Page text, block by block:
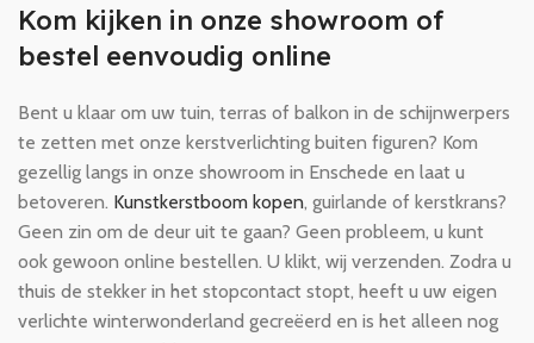
Kom kijken in onze showroom of
bestel eenvoudig online
Bent u klaar om uw tuin, terras of balkon in de schijnwerpers
te zetten met onze kerstverlichting buiten figuren? Kom
gezellig langs in onze showroom in Enschede en laat u
betoveren. Kunstkerstboom kopen, guirlande of kerstkrans?
Geen zin om de deur uit te gaan? Geen probleem, u kunt
ook gewoon online bestellen. U klikt, wij verzenden. Zodra u
thuis de stekker in het stopcontact stopt, heeft u uw eigen
verlichte winterwonderland gecreëerd en is het alleen nog